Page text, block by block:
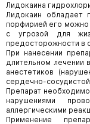
Лидокаина
Лидокаин обладает
порфирией его можно
с угрозой для
предосторожности в
При нанесении
длительном лечении
анестетиков
сердечно-
Препарат
нарушениями
аллергическими
Применение